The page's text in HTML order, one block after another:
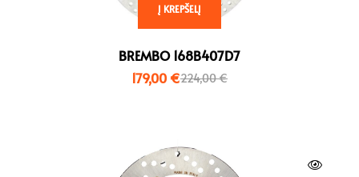
Į KREPŠELĮ
BREMBO 168B407D7
224,00€
179,00 €